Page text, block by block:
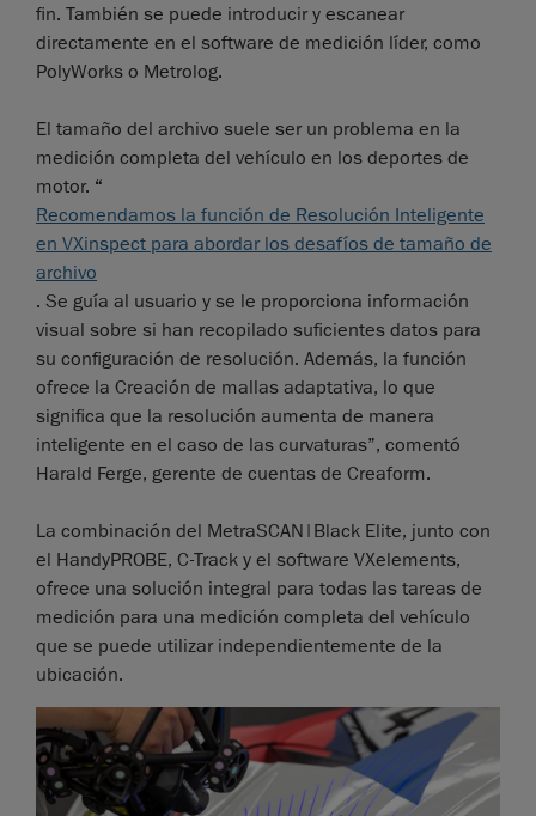
fin. También se puede introducir y escanear
directamente en el software de medición líder, como
PolyWorks o Metrolog.
El tamaño del archivo suele ser un problema en la
medición completa del vehículo en los deportes de
motor. “
Recomendamos la función de Resolución Inteligente
en VXinspect para abordar los desafíos de tamaño de
archivo
. Se guía al usuario y se le proporciona información
visual sobre si han recopilado suficientes datos para
su configuración de resolución. Además, la función
ofrece la Creación de mallas adaptativa, lo que
significa que la resolución aumenta de manera
inteligente en el caso de las curvaturas”, comentó
Harald Ferge, gerente de cuentas de Creaform.
La combinación del MetraSCAN|Black Elite, junto con
el HandyPROBE, C-Track y el software VXelements,
ofrece una solución integral para todas las tareas de
medición para una medición completa del vehículo
que se puede utilizar independientemente de la
ubicación.